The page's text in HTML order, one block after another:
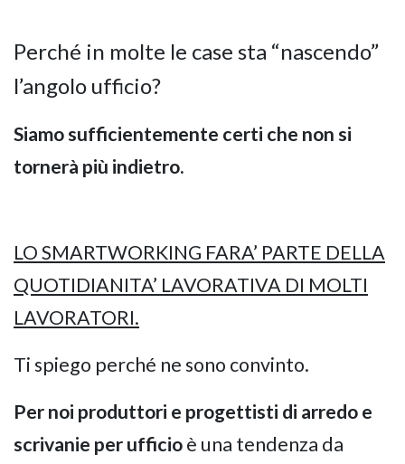
Perché in molte le case sta “nascendo”
l’angolo ufficio?
Siamo sufficientemente certi che non si
tornerà più indietro.
LO SMARTWORKING FARA’ PARTE DELLA
QUOTIDIANITA’ LAVORATIVA DI MOLTI
LAVORATORI.
Ti spiego perché ne sono convinto.
Per noi produttori e progettisti di arredo e
scrivanie per ufficioè una tendenza da